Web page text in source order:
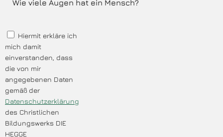
Hiermit erkläre ich
mich damit
einverstanden, dass
die von mir
angegebenen Daten
gemäß der
Datenschutzerklärung
des Christlichen
Bildungswerks DIE
HEGGE